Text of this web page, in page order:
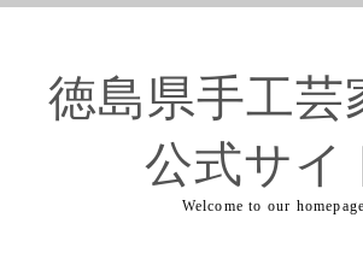
徳島県手工芸
公式サイ
Welcome to our homepage